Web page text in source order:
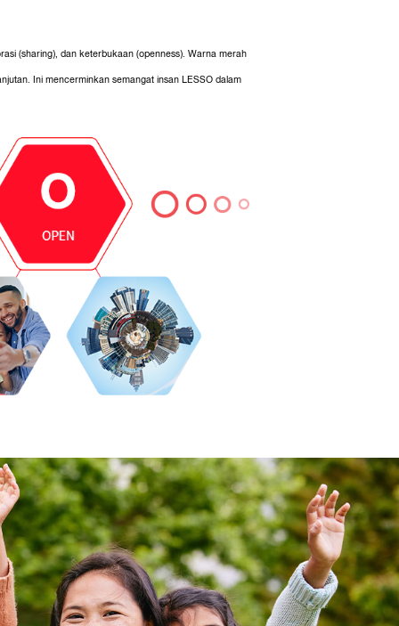
(sharing), dan keterbukaan (openness). Warna merah
Ini mencerminkan semangat insan LESSO dalam